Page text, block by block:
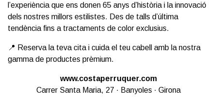
l’experiència que ens donen 65 anys d’història i la innovació
dels nostres millors estilistes. Des de talls d’última
tendència fins a tractaments de color exclusius.
📍 Reserva la teva cita i cuida el teu cabell amb la nostra
gamma de productes prèmium.
www.costaperruquer.com
Carrer Santa Maria, 27 · Banyoles · Girona